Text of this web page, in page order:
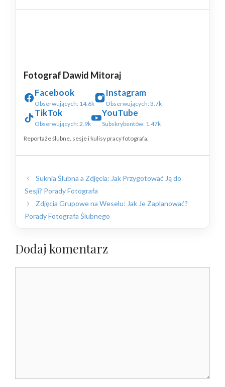
Fotograf Dawid Mitoraj
Facebook
Obserwujących: 14.6k
Instagram
Obserwujących: 3.7k
TikTok
Obserwujących: 2.9k
YouTube
Subskrybentów: 1.47k
Reportaże ślubne, sesje i kulisy pracy fotografa.
Suknia Ślubna a Zdjęcia: Jak Przygotować Ją do
Sesji? Porady Fotografa
Zdjęcia Grupowe na Weselu: Jak Je Zaplanować?
Porady Fotografa Ślubnego
Dodaj komentarz